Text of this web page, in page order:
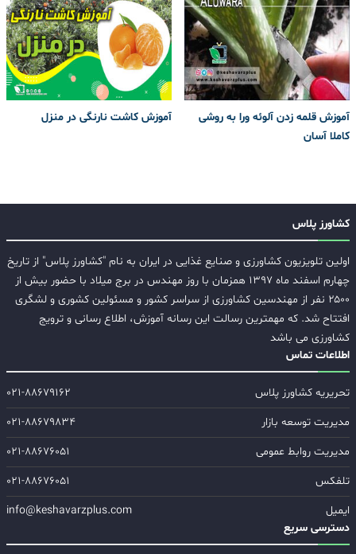
آموزش قلمه زدن آلوئه ورا به روشی
کاملا آسان
آموزش کاشت نارنگی در منزل
کشاورز پلاس
اولین تلویزیون کشاورزی و صنایع غذایی در ایران به نام "کشاورز پلاس" از تاریخ
چهارم اسفند ماه ۱۳۹۷ همزمان با روز مهندس در برج میلاد با حضور بیش از
۲۵۰۰ نفر از مهندسین کشاورزی از سراسر کشور و مسئولین کشوری و لشگری
افتتاح شد. که مهمترین رسالت این رسانه آموزش، اطلاع رسانی و ترویج
کشاورزی می باشد
اطلاعات تماس
تحریریه کشاورز پلاس
۰۲۱-۸۸۶۷۹۱۶۲
مدیریت توسعه بازار
۰۲۱-۸۸۶۷۹۸۳۴
مدیریت روابط عمومی
۰۲۱-۸۸۶۷۶۰۵۱
تلفکس
۰۲۱-۸۸۶۷۶۰۵۱
ایمیل
info@keshavarzplus.com
دسترسی سریع